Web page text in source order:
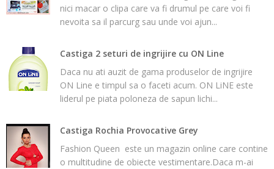
nici macar o clipa care va fi drumul pe care voi fi
nevoita sa il parcurg sau unde voi ajun...
Castiga 2 seturi de ingrijire cu ON Line
Daca nu ati auzit de gama produselor de ingrijire
ON Line e timpul sa o faceti acum. ON LiNE este
liderul pe piata poloneza de sapun lichi...
Castiga Rochia Provocative Grey
Fashion Queen este un magazin online care contine
o multitudine de obiecte vestimentare.Daca m-ai